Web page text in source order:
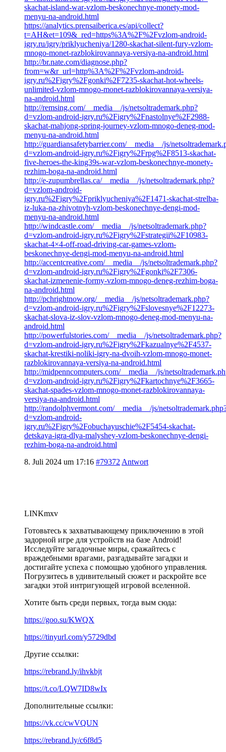
skachat-island-war-vzlom-beskonechnye-monety-mod-
menyu-na-android.html
https://analytics.prensaiberica.es/api/collect?
t=AH&et=109&_red=https%3A%2F%2Fvzlom-android-
igry.ru/igry/priklyucheniya/1280-skachat-silent-fury-vzlom-
mnogo-monet-razblokirovannaya-versiya-na-android.html
http://br.nate.com/diagnose.php?
from=w&r_url=http%3A%2F%2Fvzlom-android-
igry.ru%2Figry%2Fgonki%2F7235-skachat-hot-wheels-
unlimited-vzlom-mnogo-monet-razblokirovannaya-versiya-
na-android.html
http://remsing.com/__media__/js/netsoltrademark.php?
d=vzlom-android-igry.ru%2Figry%2Fnastolnye%2F2988-
skachat-mahjong-spring-journey-vzlom-mnogo-deneg-mod-
menyu-na-android.html
http://guardiansafetybarrier.com/__media__/js/
d=vzlom-android-igry.ru%2Figry%2Frpg%2F8513-skachat-
five-heroes-the-king39s-war-vzlom-beskonechnye-monety-
rezhim-boga-na-android.html
http://e-zupumbrellas.ca/__media__/js/netsoltrademark.php?
d=vzlom-android-
igry.ru%2Figry%2Fpriklyucheniya%2F1471-skachat-strelba-
iz-luka-na-zhivotnyh-vzlom-beskonechnye-dengi-mod-
menyu-na-android.html
http://windcastle.com/__media__/js/netsoltrademark.php?
d=vzlom-android-igry.ru%2Figry%2Fstrategii%2F10983-
skachat-4×4-off-road-driving-car-games-vzlom-
beskonechnye-dengi-mod-menyu-na-android.html
http://accentcreative.com/__media__/js/netsoltrademark.php?
d=vzlom-android-igry.ru%2Figry%2Fgonki%2F7306-
skachat-izmenenie-formy-vzlom-mnogo-deneg-rezhim-boga-
na-android.html
http://pchrightnow.org/__media__/js/netsoltrademark.php?
d=vzlom-android-igry.ru%2Figry%2Fslovesnye%2F12273-
skachat-slova-iz-slov-vzlom-mnogo-deneg-mod-menyu-na-
android.html
http://powerfulstories.com/__media__/js/netsoltrademark.php?
d=vzlom-android-igry.ru%2Figry%2Fkazualnye%2F4537-
skachat-krestiki-noliki-igry-na-dvoih-vzlom-mnogo-monet-
razblokirovannaya-versiya-na-android.html
http://midpenncomputers.com/__media__/js/
d=vzlom-android-igry.ru%2Figry%2Fkartochnye%2F3665-
skachat-spades-vzlom-mnogo-monet-razblokirovannaya-
versiya-na-android.html
http://randolphvermont.com/__media__/js/
d=vzlom-android-
igry.ru%2Figry%2Fobuchayuschie%2F5454-skachat-
detskaya-igra-dlya-malyshey-vzlom-beskonechnye-dengi-
rezhim-boga-na-android.html
8. Juli 2024 um 17:16 #79372 Antwort
LINKmxv
Готовьтесь к захватывающему приключению в этой
задорной игре для устройств на базе Android!
Исследуйте загадочные миры, сражайтесь с
враждебными врагами, разгадывайте загадки и
достигайте успеха с помощью удобного управления.
Погрузитесь в удивительный сюжет и раскройте все
загадки этой интригующей игровой вселенной.
Хотите быть среди первых, тогда вым сюда:
https://goo.su/KWQX
https://tinyurl.com/y5729dbd
Другие ссылки:
https://rebrand.ly/ihvkbjt
https://t.co/LQW7ID8wIx
Дополнительные ссылки:
https://vk.cc/cwVQUN
https://rebrand.ly/c6f8d5